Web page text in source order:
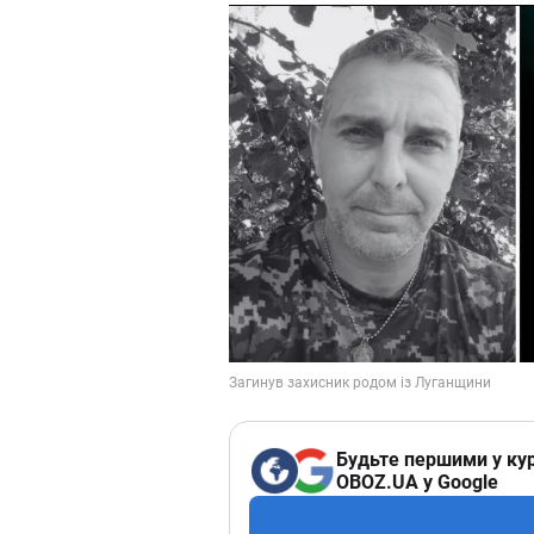
Будьте першими у
OBOZ.UA у Google